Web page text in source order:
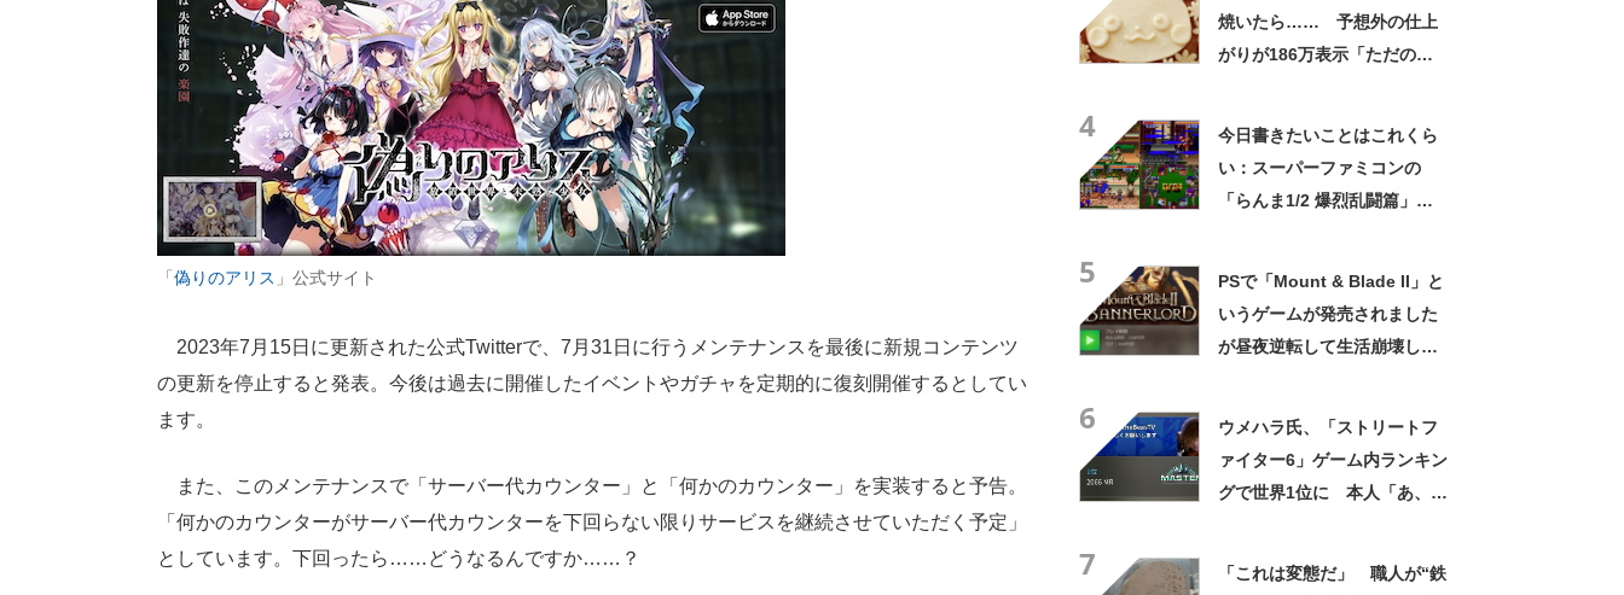
「 偽りのアリス 」公式サイト
2023年7月15日に更新された公式Twitterで、7月31日に行うメンテナンスを最後に新規コンテンツ
の更新を停止すると発表。今後は過去に開催したイベントやガチャを定期的に復刻開催するとしてい
ます。
また、このメンテナンスで「サーバー代カウンター」と「何かのカウンター」を実装すると予告。
「何かのカウンターがサーバー代カウンターを下回らない限りサービスを継続させていただく予定」
としています。下回ったら……どうなるんですか……？
焼いたら…… 予想外の仕上
がりが186万表示「ただの天
4
今日書きたいことはこれくら
い：スーパーファミコンの
「らんま1/2 爆烈乱闘篇」は
5
PSで「Mount & Blade II」と
いうゲームが発売されました
が昼夜逆転して生活崩壊しか
6
ウメハラ氏、「ストリートフ
ァイター6」ゲーム内ランキン
グで世界1位に 本人「あ、1
7
「これは変態だ」 職人が“鉄